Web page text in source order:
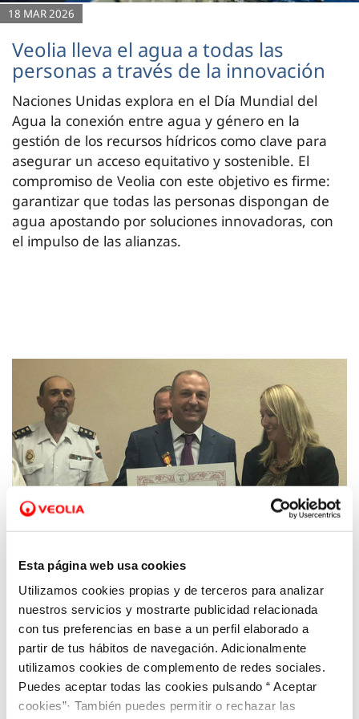
Esta página web usa cookies
Utilizamos cookies propias y de terceros para analizar
nuestros servicios y mostrarte publicidad relacionada
con tus preferencias en base a un perfil elaborado a
partir de tus hábitos de navegación. Adicionalmente
utilizamos cookies de complemento de redes sociales.
Puedes aceptar todas las cookies pulsando “ Aceptar
cookies”· También puedes permitir o rechazar las
18 MAR 2026
Veolia lleva el agua a todas las
personas a través de la innovación
Naciones Unidas explora en el Día Mundial del
Agua la conexión entre agua y género en la
gestión de los recursos hídricos como clave para
asegurar un acceso equitativo y sostenible. El
compromiso de Veolia con este objetivo es firme:
garantizar que todas las personas dispongan de
agua apostando por soluciones innovadoras, con
el impulso de las alianzas.
15 OCT 2019
Hidrogea recibe la medalla de oro de la
Hospitalidad de Santa Teresa